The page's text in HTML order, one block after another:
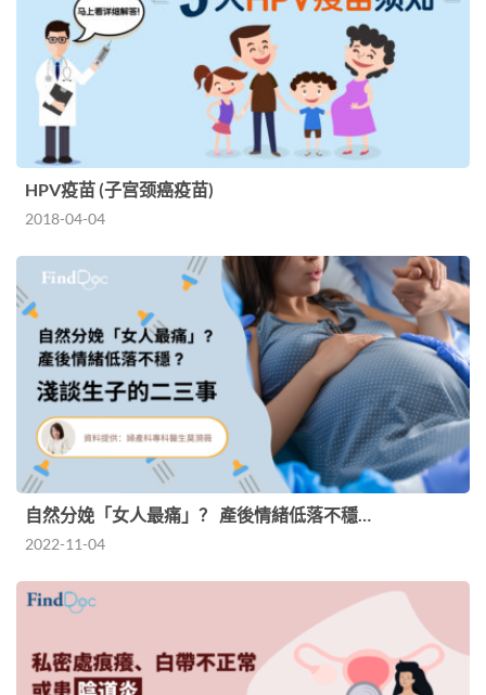
HPV疫苗 (子宫颈癌疫苗)
2018-04-04
自然分娩「女人最痛」？ 產後情緒低落不穩…
2022-11-04